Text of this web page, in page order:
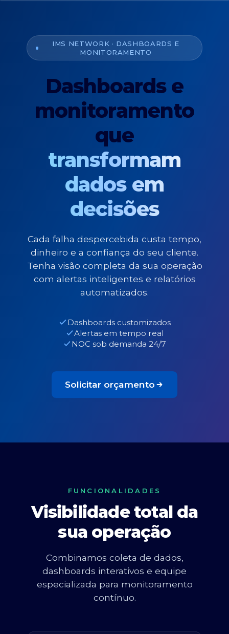
IMS NETWORK · DASHBOARDS E
MONITORAMENTO
Dashboards e
monitoramento
que
transformam
dados em
decisões
Cada falha despercebida custa tempo,
dinheiro e a confiança do seu cliente.
Tenha visão completa da sua operação
com alertas inteligentes e relatórios
automatizados.
Dashboards customizados
Alertas em tempo real
NOC sob demanda 24/7
Solicitar orçamento
FUNCIONALIDADES
Visibilidade total da
sua operação
Combinamos coleta de dados,
dashboards interativos e equipe
especializada para monitoramento
contínuo.